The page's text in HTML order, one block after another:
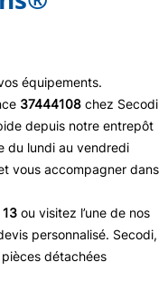
équipements.
37444108 chez Secodi
depuis notre entrepôt
du lundi au vendredi
vous accompagner dans
ou visitez l’une de nos
personnalisé. Secodi,
détachées